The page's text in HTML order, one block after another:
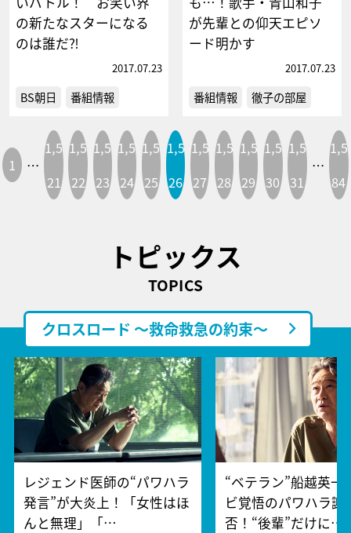
の新たなスターになる
のは誰だ⁈
2017.07.23
BS朝日 番組情報
が先輩との仰天エピソ
ード明かす
2017.07.23
番組情報 徹子の部屋
1 …
1,5
21
1,5
22
1,5
23
1,5
24
1,5
25
1,5
26
1,5
27
1,5
28
1,5
29
1,5
30
1,5
31
…
1,5
84
トピックス
TOPICS
クロスロード ～救命救急の約束～
レジェンド医師の“パワハラ
発言”が大炎上！「女性はほ
んと無理」「…
“ベテラン”船越英一
ビ覚悟のパワハラ謝
否！“後輩”だけに…